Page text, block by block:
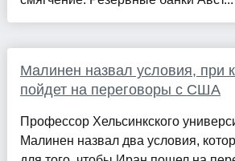
Малинен назвал условия, при
пойдет на переговоры с США
Профессор Хельсинкского
Малинен назвал два условия,